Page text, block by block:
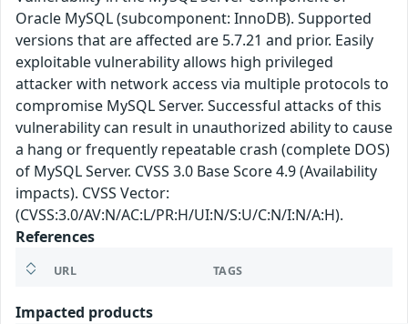
Oracle MySQL (subcomponent: InnoDB). Supported
versions that are affected are 5.7.21 and prior. Easily
exploitable vulnerability allows high privileged
attacker with network access via multiple protocols to
compromise MySQL Server. Successful attacks of this
vulnerability can result in unauthorized ability to cause
a hang or frequently repeatable crash (complete DOS)
of MySQL Server. CVSS 3.0 Base Score 4.9 (Availability
impacts). CVSS Vector:
(CVSS:3.0/AV:N/AC:L/PR:H/UI:N/S:U/C:N/I:N/A:H).
References
URL TAGS
Impacted products